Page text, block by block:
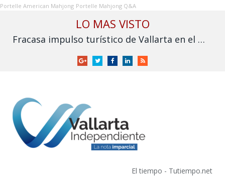
Portelle American Mahjong Portelle Mahjong Q&A
LO MAS VISTO
Fracasa impulso turístico de Vallarta en el Mundial: derrama cae frente a 2025
GoogleTwitterFacebookLinkedInRSS
El tiempo - Tutiempo.net